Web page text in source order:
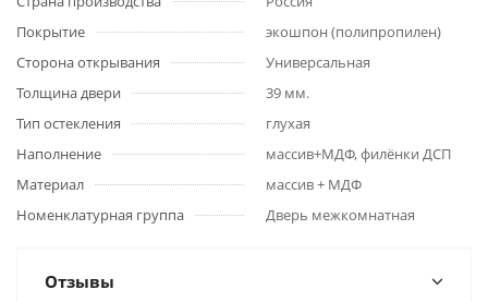
Покрытие
экошпон (полипропилен)
Сторона открывания
Универсальная
Толщина двери
39 мм.
Тип остекления
глухая
Наполнение
массив+МДФ, филёнки ДСП
Материал
массив + МДФ
Номенклатурная группа
Дверь межкомнатная
Отзывы